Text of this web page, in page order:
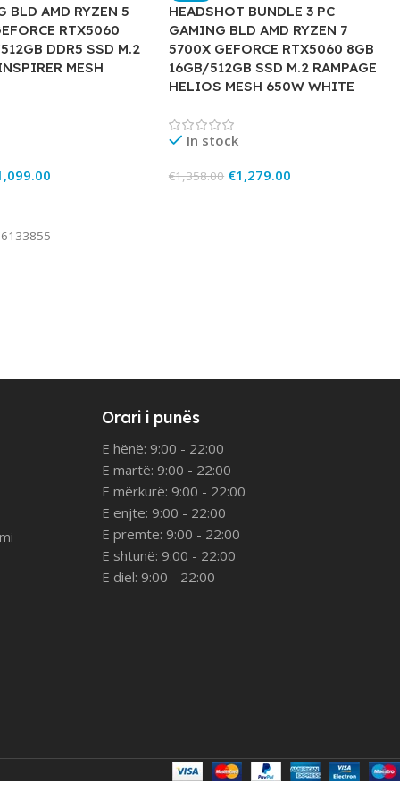
BLD AMD RYZEN 5
RTX5060
DDR5 SSD M.2
MESH
HEADSHOT BUNDLE 3 PC
GAMING BLD AMD RYZEN 7
5700X GEFORCE RTX5060 8GB
16GB/512GB SSD M.2 RAMPAGE
HELIOS MESH 650W WHITE
In stock
€1,358.00 €1,279.00
Orari i punës
E hënë: 9:00 - 22:00
E martë: 9:00 - 22:00
E mërkurë: 9:00 - 22:00
E enjte: 9:00 - 22:00
E premte: 9:00 - 22:00
E shtunë: 9:00 - 22:00
E diel: 9:00 - 22:00